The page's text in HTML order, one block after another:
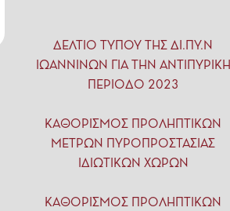
ΔΕΛΤΙΟ ΤΥΠΟΥ ΤΗΣ ΔΙ.ΠΥ.Ν
ΙΩΑΝΝΙΝΩΝ ΓΙΑ ΤΗΝ ΑΝΤΙΠΥΡΙΚΗ
ΠΕΡΙΟΔΟ 2023
ΚΑΘΟΡΙΣΜΟΣ ΠΡΟΛΗΠΤΙΚΩΝ
ΜΕΤΡΩΝ ΠΥΡΟΠΡΟΣΤΑΣΙΑΣ
ΙΔΙΩΤΙΚΩΝ ΧΩΡΩΝ
ΚΑΘΟΡΙΣΜΟΣ ΠΡΟΛΗΠΤΙΚΩΝ